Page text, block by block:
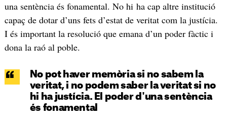
una sentència és fonamental. No hi ha cap altre institució
capaç de dotar d’uns fets d’estat de veritat com la justícia.
I és important la resolució que emana d’un poder fàctic i
dona la raó al poble.
No pot haver memòria si no sabem la
veritat, i no podem saber la veritat si no
hi ha justícia. El poder d'una sentència
és fonamental